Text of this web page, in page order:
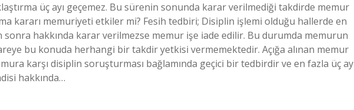
üç ayı geçemez. Bu sürenin sonunda karar verilmediği takdirde memur
kararı memuriyeti etkiler mi? Fesih tedbiri; Disiplin işlemi olduğu hallerde en
hakkında karar verilmezse memur işe iade edilir. Bu durumda memurun
bu konuda herhangi bir takdir yetkisi vermemektedir. Açığa alınan memur
karşı disiplin soruşturması bağlamında geçici bir tedbirdir ve en fazla üç ay
hakkında…